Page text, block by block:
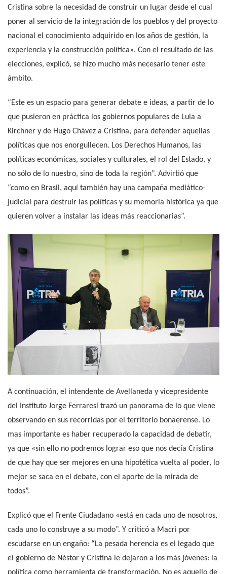
Cristina sobre la necesidad de construir un lugar desde el cual
poner al servicio de la integración de los pueblos y del proyecto
nacional el conocimiento adquirido en los años de gestión, la
experiencia y la construcción política». Con el resultado de las
elecciones, explicó, se hizo mucho más necesario tener este
ámbito.
“Este es un espacio para generar debate e ideas, a partir de lo
que pusieron en práctica los gobiernos populares de Lula a
Kirchner y de Hugo Chávez a Cristina, para defender aquellas
políticas que nos enorgullecen. Los Derechos Humanos, las
políticas económicas, sociales y culturales, el rol del Estado, y
no sólo de lo nuestro, sino de toda la región”. Advirtió que
“como en Brasil, aquí también hay una campaña mediático-
judicial para destruir las políticas y su memoria histórica ya que
quieren volver a instalar las ideas más reaccionarias”.
A continuación, el intendente de Avellaneda y vicepresidente
del Instituto Jorge Ferraresi trazó un panorama de lo que viene
observando en sus recorridas por el territorio bonaerense. Lo
mas importante es haber recuperado la capacidad de debatir,
ya que «sin ello no podremos lograr eso que nos decía Cristina
de que hay que ser mejores en una hipotética vuelta al poder, lo
mejor se saca en el debate, con el aporte de la mirada de
todos”.
Explicó que el Frente Ciudadano «está en cada uno de nosotros,
cada uno lo construye a su modo”. Y criticó a Macri por
escudarse en un engaño: “La pesada herencia es el legado que
el gobierno de Néstor y Cristina le dejaron a los más jóvenes: la